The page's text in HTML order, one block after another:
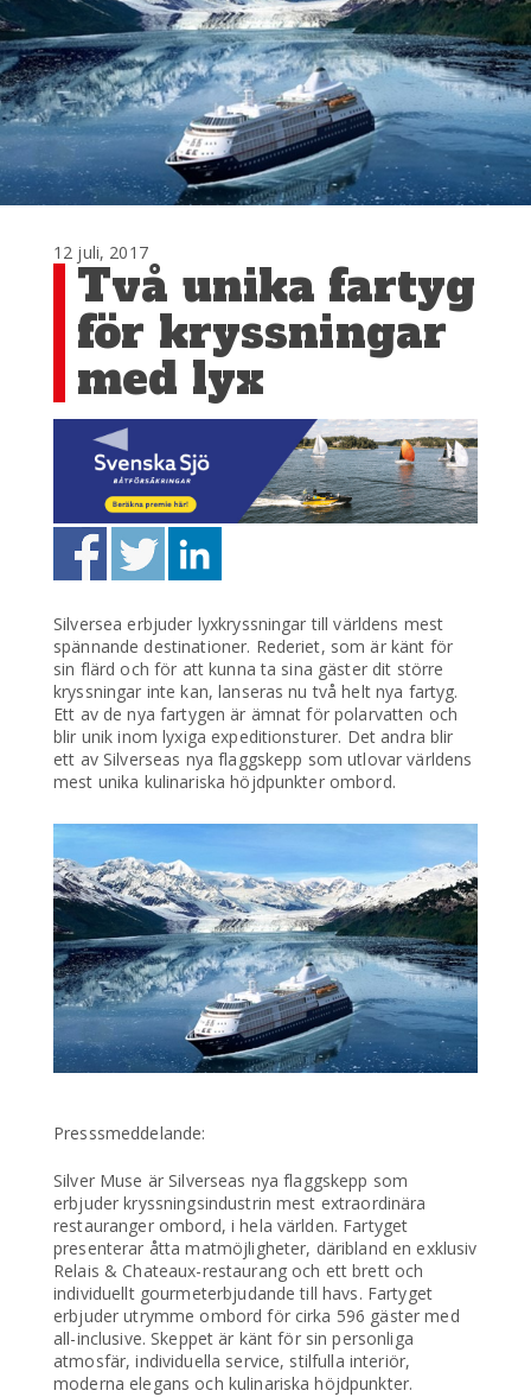
12 juli, 2017
Två unika fartyg
för kryssningar
med lyx
Silversea erbjuder lyxkryssningar till världens mest
spännande destinationer. Rederiet, som är känt för
sin flärd och för att kunna ta sina gäster dit större
kryssningar inte kan, lanseras nu två helt nya fartyg.
Ett av de nya fartygen är ämnat för polarvatten och
blir unik inom lyxiga expeditionsturer. Det andra blir
ett av Silverseas nya flaggskepp som utlovar världens
mest unika kulinariska höjdpunkter ombord.
Presssmeddelande:
Silver Muse är Silverseas nya flaggskepp som
erbjuder kryssningsindustrin mest extraordinära
restauranger ombord, i hela världen. Fartyget
presenterar åtta matmöjligheter, däribland en exklusiv
Relais & Chateaux-restaurang och ett brett och
individuellt gourmeterbjudande till havs. Fartyget
erbjuder utrymme ombord för cirka 596 gäster med
all-inclusive. Skeppet är känt för sin personliga
atmosfär, individuella service, stilfulla interiör,
moderna elegans och kulinariska höjdpunkter.